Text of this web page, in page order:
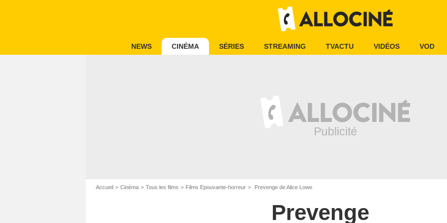
NEWS CINÉMA SÉRIES STREAMING TVACTU VIDÉOS VOD
Accueil Cinéma Tous les films Films Epouvante-horreur Prevenge de Alice Lowe
Prevenge